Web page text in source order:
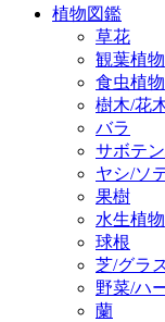
植物図鑑
草花
観葉植物
食虫植物
樹木/花
バラ
サボテ
ヤシ/ソ
果樹
水生植物
球根
芝/グラ
野菜/ハ
蘭